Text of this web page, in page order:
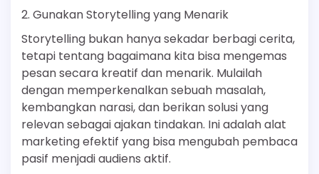
2. Gunakan Storytelling yang Menarik
Storytelling bukan hanya sekadar berbagi cerita,
tetapi tentang bagaimana kita bisa mengemas
pesan secara kreatif dan menarik. Mulailah
dengan memperkenalkan sebuah masalah,
kembangkan narasi, dan berikan solusi yang
relevan sebagai ajakan tindakan. Ini adalah alat
marketing efektif yang bisa mengubah pembaca
pasif menjadi audiens aktif.